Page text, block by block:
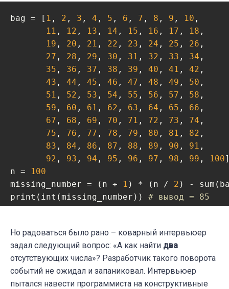
bag = [ 1 , 2 , 3 , 4 , 5 , 6 , 7 , 8 , 9 , 10 ,
11 , 12 , 13 , 14 , 15 , 16 , 17 , 18 ,
19 , 20 , 21 , 22 , 23 , 24 , 25 , 26 ,
27 , 28 , 29 , 30 , 31 , 32 , 33 , 34 ,
35 , 36 , 37 , 38 , 39 , 40 , 41 , 42 ,
43 , 44 , 45 , 46 , 47 , 48 , 49 , 50 ,
51 , 52 , 53 , 54 , 55 , 56 , 57 , 58 ,
59 , 60 , 61 , 62 , 63 , 64 , 65 , 66 ,
67 , 68 , 69 , 70 , 71 , 72 , 73 , 74 ,
75 , 76 , 77 , 78 , 79 , 80 , 81 , 82 ,
83 , 84 , 86 , 87 , 88 , 89 , 90 , 91 ,
92 , 93 , 94 , 95 , 96 , 97 , 98 , 99 , 100
n =
100
missing_number = (n +
1 ) * (n / 2 ) -
print(int(missing_number)) # вывод = 85
Но радоваться было рано – коварный интервьюер
задал следующий вопрос: «А как найти два
отсутствующих числа»? Разработчик такого поворота
событий не ожидал и запаниковал. Интервьюер
пытался навести программиста на конструктивные